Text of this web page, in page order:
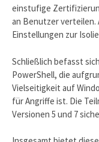
einstufige
an Benutzer verteilen.
Einstellungen zur
Schließlich befasst
PowerShell, die
Vielseitigkeit auf
für Angriffe ist. Die
Versionen 5 und 7